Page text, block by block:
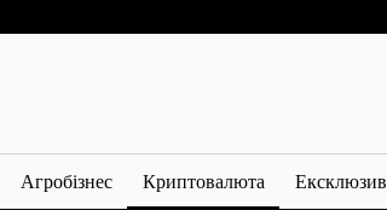
Агробізнес Криптовалюта Ексклюзив